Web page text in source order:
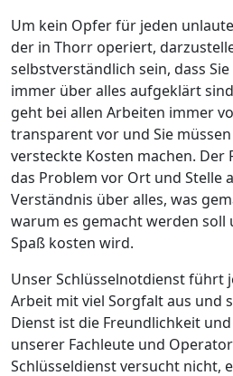
Um kein Opfer für jeden
der in Thorr operiert,
selbstverständlich sein, dass
immer über alles aufgeklärt
geht bei allen Arbeiten immer
transparent vor und Sie
versteckte Kosten machen. Der
das Problem vor Ort und Stelle
Verständnis über alles, was
warum es gemacht werden soll
Spaß kosten wird.
Unser Schlüsselnotdienst führt
Arbeit mit viel Sorgfalt aus und
Dienst ist die Freundlichkeit
unserer Fachleute und
Schlüsseldienst versucht nicht,